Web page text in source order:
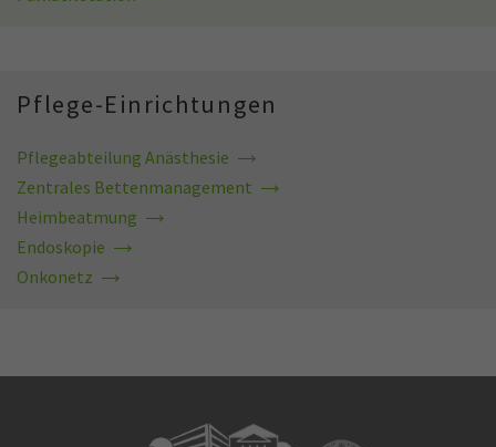
Pflege-Einrichtungen
Pflegeabteilung Anästhesie
Zentrales Bettenmanagement
Heimbeatmung
Endoskopie
Onkonetz